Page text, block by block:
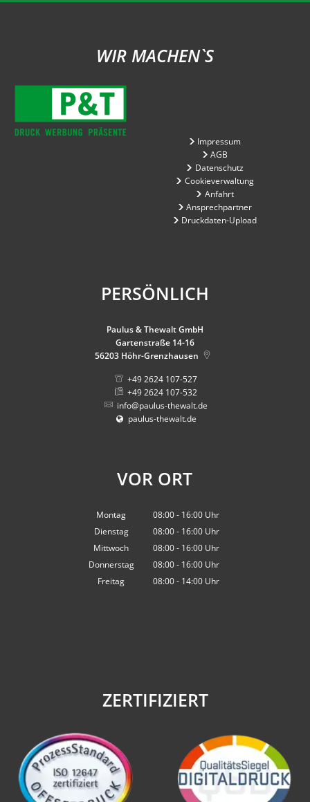
WIR MACHEN`S
Impressum
AGB
Datenschutz
Cookieverwaltung
Anfahrt
Ansprechpartner
Druckdaten-Upload
PERSÖNLICH
Paulus & Thewalt GmbH
Gartenstraße 14-16
56203 Höhr-Grenzhausen
+49 2624 107-527
+49 2624 107-532
info@paulus-thewalt.de
paulus-thewalt.de
VOR ORT
Montag 08:00- 16:00Uhr
Von 08:00 bis 16:00 Uhr
Dienstag 08:00- 16:00Uhr
Von 08:00 bis 16:00 Uhr
Mittwoch 08:00- 16:00Uhr
Von 08:00 bis 16:00 Uhr
Donnerstag 08:00- 16:00Uhr
Von 08:00 bis 16:00 Uhr
Freitag 08:00- 14:00Uhr
ZERTIFIZIERT